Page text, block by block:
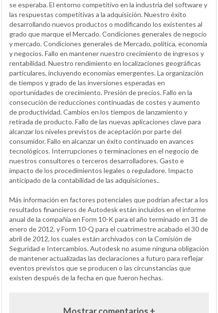
se esperaba. El entorno competitivo en la industria del software y
las respuestas competitivas a la adquisición. Nuestro éxito
desarrollando nuevos productos o modificando los existentes al
grado que marque el Mercado. Condiciones generales de negocio
y mercado. Condiciones generales de Mercado, política, economía
y negocios. Fallo en mantener nuestro crecimiento de ingresos y
rentabilidad. Nuestro rendimiento en localizaciones geográficas
particulares, incluyendo economías emergentes. La organización
de tiempos y grado de las inversiones esperadas en
oportunidades de crecimiento. Presión de precios. Fallo en la
consecución de reducciones continuadas de costes y aumento
de productividad. Cambios en los tiempos de lanzamiento y
retirada de producto. Fallo de las nuevas aplicaciones clave para
alcanzar los niveles previstos de aceptación por parte del
consumidor. Fallo en alcanzar un éxito continuado en avances
tecnológicos. Interrupciones o terminaciones en el negocio de
nuestros consultores o terceros desarrolladores. Gasto e
impacto de los procedimientos legales o reguladore. Impacto
anticipado de la contabilidad de las adquisiciones..
Más información en factores potenciales que podrían afectar a los
resultados financieros de Autodesk están incluidos en el informe
anual de la compañía en Form 10-K para el año terminado en 31 de
enero de 2012, y Form 10-Q para el cuatrimestre acabado el 30 de
abril de 2012, los cuales están archivados con la Comisión de
Seguridad e Intercambios. Autodesk no asume ninguna obligación
de mantener actualizadas las declaraciones a futuro para reflejar
eventos previstos que se producen o las circunstancias que
existen después de la fecha en que fueron hechas.